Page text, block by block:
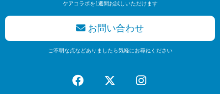
ケアコラボを1週間お試しいただけます
お問い合わせ
ご不明な点などありましたら気軽にお尋ねください